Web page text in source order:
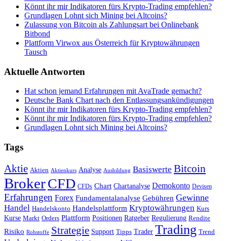
Könnt ihr mir Indikatoren fürs Krypto-Trading empfehlen?
Grundlagen Lohnt sich Mining bei Altcoins?
Zulassung von Bitcoin als Zahlungsart bei Onlinebank
Bitbond
Plattform Virwox aus Österreich für Kryptowährungen
Tausch
Aktuelle Antworten
Hat schon jemand Erfahrungen mit AvaTrade gemacht?
Deutsche Bank Chart nach den Entlassungsankündigungen
Könnt ihr mir Indikatoren fürs Krypto-Trading empfehlen?
Könnt ihr mir Indikatoren fürs Krypto-Trading empfehlen?
Grundlagen Lohnt sich Mining bei Altcoins?
Tags
Aktie Aktien Aktienkurs Analyse Ausbildung Basiswerte Bitcoin
BrokerCFD CFDs Chart Chartanalyse Demokonto Devisen
Erfahrungen Forex Fundamentalanalyse Gebühren Gewinne
Handel Handelskonto Handelsplattform Kryptowährungen Kurs
Kurse Markt Orders Plattform Positionen Ratgeber Regulierung Rendite
Risiko Rohstoffe Strategie Support Tipps Trader Trading Trend